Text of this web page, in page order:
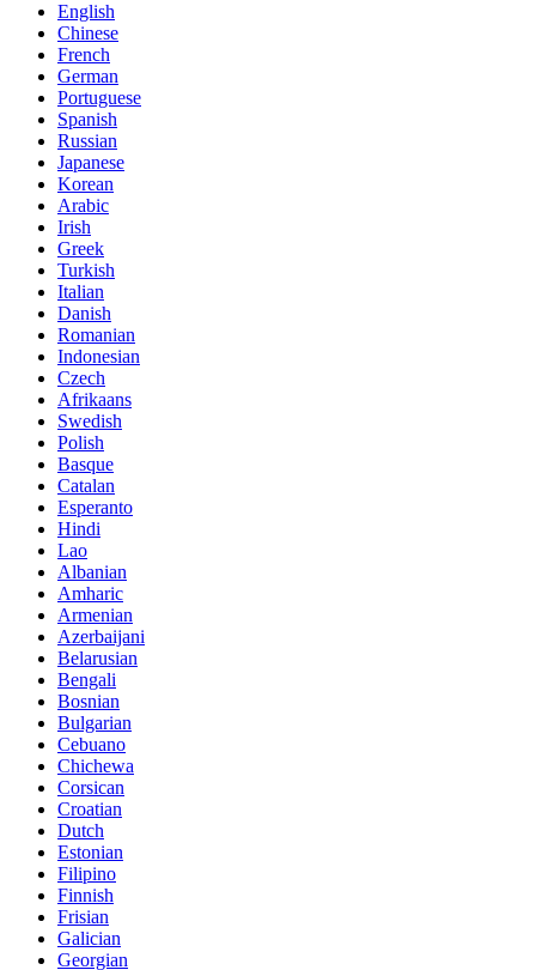
English
Chinese
French
German
Portuguese
Spanish
Russian
Japanese
Korean
Arabic
Irish
Greek
Turkish
Italian
Danish
Romanian
Indonesian
Czech
Afrikaans
Swedish
Polish
Basque
Catalan
Esperanto
Hindi
Lao
Albanian
Amharic
Armenian
Azerbaijani
Belarusian
Bengali
Bosnian
Bulgarian
Cebuano
Chichewa
Corsican
Croatian
Dutch
Estonian
Filipino
Finnish
Frisian
Galician
Georgian